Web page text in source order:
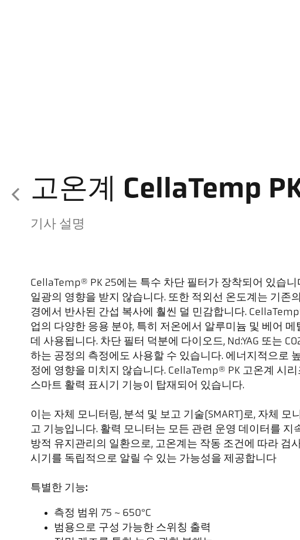
고온계 CellaTemp
기사 설명
CellaTemp® PK 25에는 특수 차단 필터가 장착되어 있습
일광의 영향을 받지 않습니다. 또한 적외선 온도계는 기존
경에서 반사된 간섭 복사에 훨씬 덜 민감합니다.
업의 다양한 응용 분야, 특히 저온에서 알루미늄 및 베어
데 사용됩니다. 차단 필터 덕분에 다이오드, Nd:YAG 또는
하는 공정의 측정에도 사용할 수 있습니다. 에너지적으로
정에 영향을 미치지 않습니다. CellaTemp® PK 고온계 시
스마트 활력 표시기 기능이 탑재되어 있습니다.
이는 자체 모니터링, 분석 및 보고 기술(SMART)로, 자체 모
고 기능입니다. 활력 모니터는 모든 관련 운영 데이터를 지
방적 유지관리의 일환으로, 고온계는 작동 조건에 따라 검
시기를 독립적으로 알릴 수 있는 가능성을 제공합니다
특별한 기능:
측정 범위 75 ~ 650°C
범용으로 구성 가능한 스위칭 출력